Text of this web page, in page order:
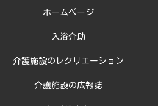
ホームページ
入浴介助
介護施設のレクリエーション
介護施設の広報誌